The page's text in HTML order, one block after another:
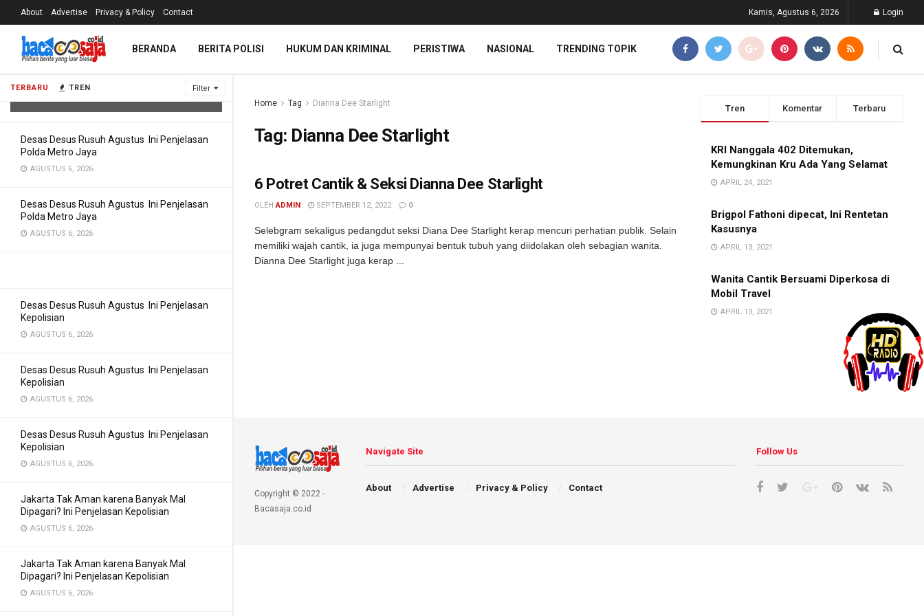
TERBARU TREN Filter
Desas Desus Rusuh Agustus Ini
Desas Desus Rusuh Agustus Ini Penjelasan
Polda Metro Jaya
AGUSTUS 6, 2026
Desas Desus Rusuh Agustus Ini Penjelasan
Polda Metro Jaya
AGUSTUS 6, 2026
Desas Desus Rusuh Agustus Ini Penjelasan
Kepolisian
AGUSTUS 6, 2026
Desas Desus Rusuh Agustus Ini Penjelasan
Kepolisian
AGUSTUS 6, 2026
Desas Desus Rusuh Agustus Ini Penjelasan
Kepolisian
AGUSTUS 6, 2026
Jakarta Tak Aman karena Banyak Mal
Dipagari? Ini Penjelasan Kepolisian
AGUSTUS 6, 2026
Jakarta Tak Aman karena Banyak Mal
Dipagari? Ini Penjelasan Kepolisian
AGUSTUS 6, 2026
About Advertise Privacy & Policy Contact Kamis, Agustus 6, 2026 Login
BERANDA BERITA POLISI HUKUM DAN KRIMINAL PERISTIWA NASIONAL TRENDING TOPIK
Home Tag Dianna Dee Starlight
Tag: Dianna Dee Starlight
6 Potret Cantik & Seksi Dianna Dee Starlight
OLEH ADMIN SEPTEMBER 12, 2022 0
Selebgram sekaligus pedangdut seksi Diana Dee Starlight kerap mencuri perhatian publik. Selain
memiliki wajah cantik, ia juga mempunyai bentuk tubuh yang diidolakan oleh sebagian wanita.
Dianna Dee Starlight juga kerap ...
Tren Komentar Terbaru
KRI Nanggala 402 Ditemukan,
Kemungkinan Kru Ada Yang Selamat
APRIL 24, 2021
Brigpol Fathoni dipecat, Ini Rentetan
Kasusnya
APRIL 13, 2021
Wanita Cantik Bersuami Diperkosa di
Mobil Travel
APRIL 13, 2021
Copyright © 2022 -
Bacasaja.co.id
Navigate Site
About Advertise Privacy & Policy Contact
Follow Us